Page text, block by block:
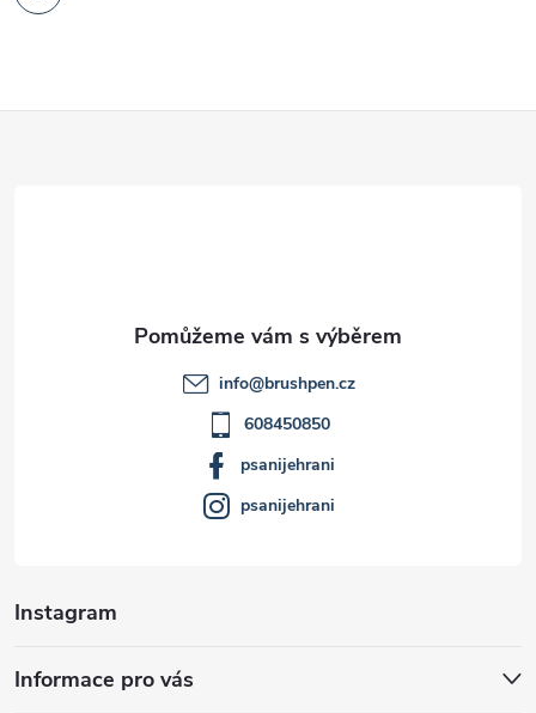
Instagram
Informace pro vás
info@brushpen.cz
608450850
psanijehrani
psanijehrani